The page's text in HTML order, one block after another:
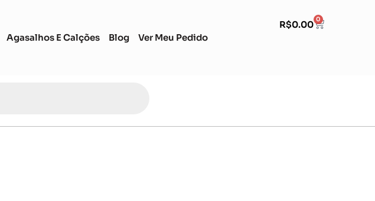
Agasalhos E Calções Blog Ver Meu Pedido
R$0.00 0